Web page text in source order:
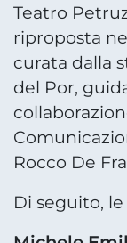
Teatro
riproposta
curata dalla
del Por,
Rocco De
Di seguito,